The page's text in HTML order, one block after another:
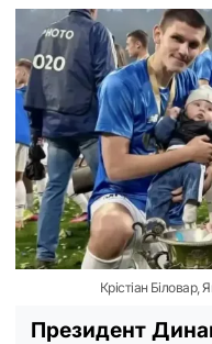
Крістіан
Президент